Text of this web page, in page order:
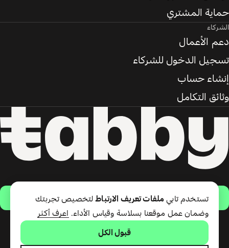
حمّل التطبيق
تقدّم شركة تابي ذ.م.م خدمة الدفع
حماية المشتري
الشركاء
دعم الأعمال
تسجيل الدخول للشركاء
إنشاء حساب
وثائق التكامل
تستخدم تابي ملفات تعريف الارتباطلتخصيص تجربتك
وضمان عمل موقعنا بسلاسة وقياس الأداء.
اعرف أكثر
قبول الكل